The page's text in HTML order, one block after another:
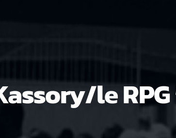
le